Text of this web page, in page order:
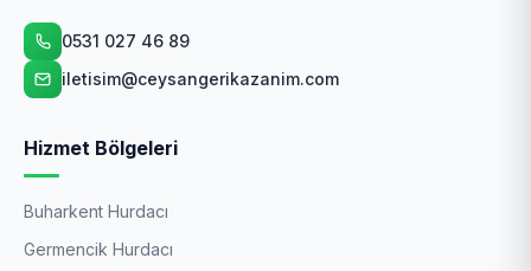
0531 027 46 89
iletisim@ceysangerikazanim.com
Hizmet Bölgeleri
Buharkent Hurdacı
Germencik Hurdacı